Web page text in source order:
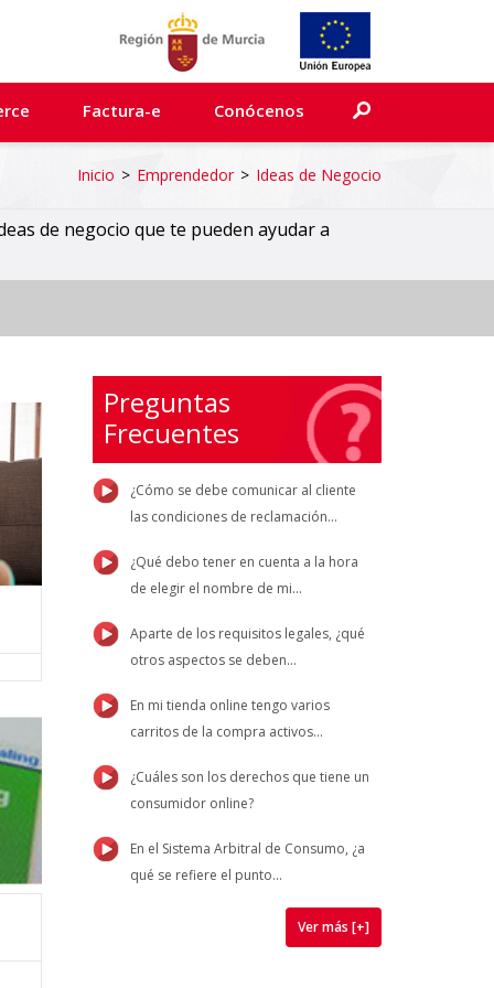
Factura-e Conócenos
Inicio > Emprendedor > Ideas de Negocio
de negocio que te pueden ayudar a
Preguntas
Frecuentes
¿Cómo se debe comunicar al cliente
las condiciones de reclamación...
¿Qué debo tener en cuenta a la hora
de elegir el nombre de mi...
Aparte de los requisitos legales, ¿qué
otros aspectos se deben...
En mi tienda online tengo varios
carritos de la compra activos...
¿Cuáles son los derechos que tiene un
consumidor online?
En el Sistema Arbitral de Consumo, ¿a
qué se refiere el punto...
Ver más [+]